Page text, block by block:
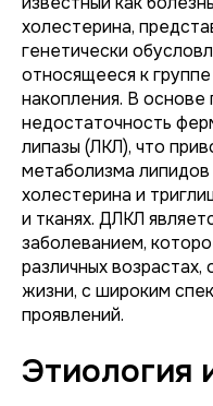
холестерина,
генетически
относящееся к
накопления. В
недостаточность
липазы (ЛКЛ), что
метаболизма
холестерина и
и тканях. ДЛКЛ
заболеванием,
различных
жизни, с широким
проявлений.
Этиология